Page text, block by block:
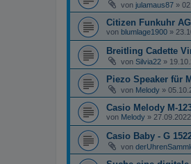
von julamaus87 »
Citizen Funkuhr AG
von blumlage1900 »
Breitling Cadette
von Silvia22 »
Piezo Speaker für
von Melody »
Casio Melody M-
von Melody »
Casio Baby - G
von